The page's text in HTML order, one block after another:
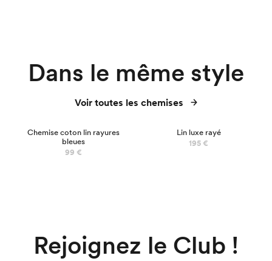
Dans le même style
Voir toutes les chemises
Chemise coton lin rayures
bleues
99 €
Lin luxe rayé
195 €
Rejoignez le Club !